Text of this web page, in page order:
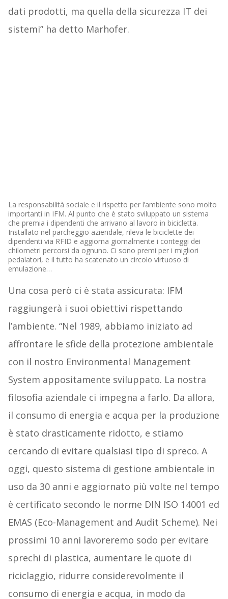
dati prodotti, ma quella della sicurezza IT dei
sistemi” ha detto Marhofer.
La responsabilità sociale e il rispetto per l’ambiente sono molto
importanti in IFM. Al punto che è stato sviluppato un sistema
che premia i dipendenti che arrivano al lavoro in bicicletta.
Installato nel parcheggio aziendale, rileva le biciclette dei
dipendenti via RFID e aggiorna giornalmente i conteggi dei
chilometri percorsi da ognuno. Ci sono premi per i migliori
pedalatori, e il tutto ha scatenato un circolo virtuoso di
emulazione…
Una cosa però ci è stata assicurata: IFM
raggiungerà i suoi obiettivi rispettando
l’ambiente. “Nel 1989, abbiamo iniziato ad
affrontare le sfide della protezione ambientale
con il nostro Environmental Management
System appositamente sviluppato. La nostra
filosofia aziendale ci impegna a farlo. Da allora,
il consumo di energia e acqua per la produzione
è stato drasticamente ridotto, e stiamo
cercando di evitare qualsiasi tipo di spreco. A
oggi, questo sistema di gestione ambientale in
uso da 30 anni e aggiornato più volte nel tempo
è certificato secondo le norme DIN ISO 14001 ed
EMAS (Eco-Management and Audit Scheme). Nei
prossimi 10 anni lavoreremo sodo per evitare
sprechi di plastica, aumentare le quote di
riciclaggio, ridurre considerevolmente il
consumo di energia e acqua, in modo da